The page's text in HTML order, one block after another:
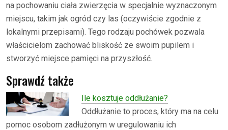
na pochowaniu ciała zwierzęcia w specjalnie wyznaczonym
miejscu, takim jak ogród czy las (oczywiście zgodnie z
lokalnymi przepisami). Tego rodzaju pochówek pozwala
właścicielom zachować bliskość ze swoim pupilem i
stworzyć miejsce pamięci na przyszłość.
Sprawdź także
Ile kosztuje oddłużanie?
Oddłużanie to proces, który ma na celu
pomoc osobom zadłużonym w uregulowaniu ich